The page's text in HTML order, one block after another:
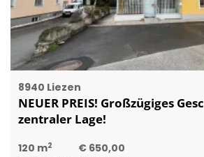
8940 Liezen
NEUER PREIS! Großzügiges
zentraler Lage!
120 m2 € 650,00